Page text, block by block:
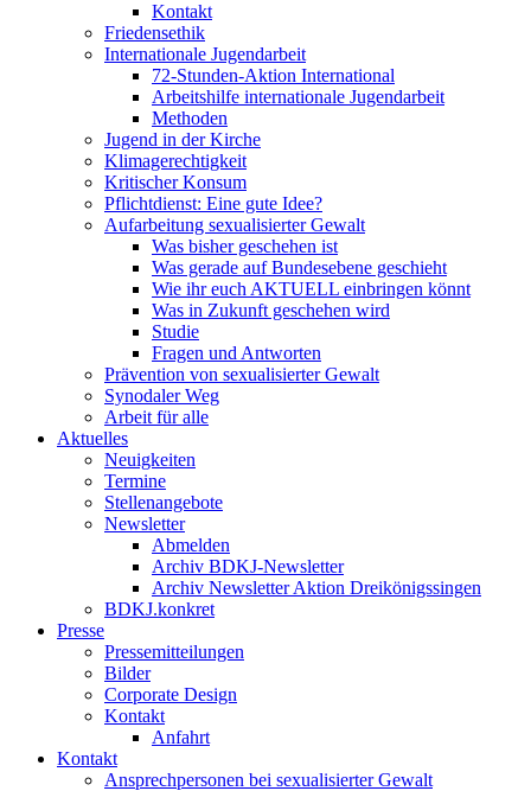
Kontakt
Friedensethik
Internationale Jugendarbeit
72-Stunden-Aktion International
Arbeitshilfe internationale Jugendarbeit
Methoden
Jugend in der Kirche
Klimagerechtigkeit
Kritischer Konsum
Pflichtdienst: Eine gute Idee?
Aufarbeitung sexualisierter Gewalt
Was bisher geschehen ist
Was gerade auf Bundesebene geschieht
Wie ihr euch AKTUELL einbringen könnt
Was in Zukunft geschehen wird
Studie
Fragen und Antworten
Prävention von sexualisierter Gewalt
Synodaler Weg
Arbeit für alle
Aktuelles
Neuigkeiten
Termine
Stellenangebote
Newsletter
Abmelden
Archiv BDKJ-Newsletter
Archiv Newsletter Aktion Dreikönigssingen
BDKJ.konkret
Presse
Pressemitteilungen
Bilder
Corporate Design
Kontakt
Anfahrt
Kontakt
Ansprechpersonen bei sexualisierter Gewalt